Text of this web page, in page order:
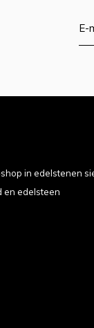
in edelstenen
en edelsteen